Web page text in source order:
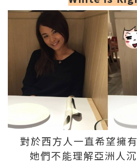
對於西方人一直希望擁
她們不能理解亞洲人